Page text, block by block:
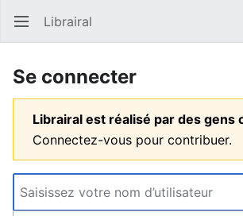
Ouvrir le menu principal Librairal
Se connecter
Librairal est réalisé par des gens
Connectez-vous pour contribuer.